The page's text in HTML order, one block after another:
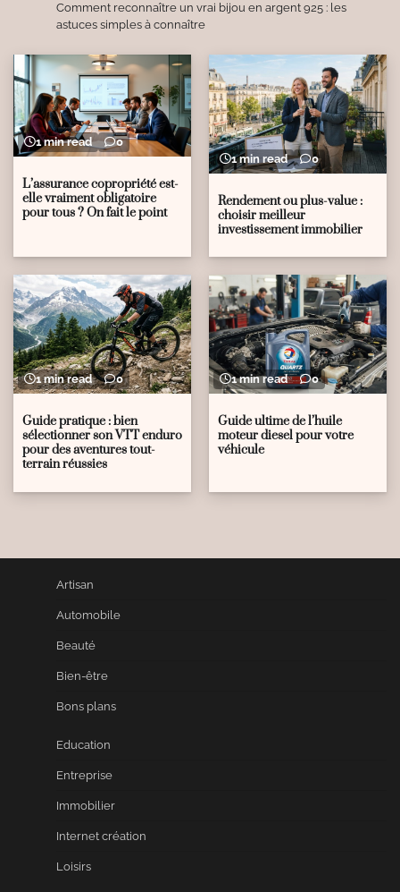
Comment reconnaître un vrai bijou en argent 925 : les
astuces simples à connaître
1 min read 0
L’assurance copropriété est-
elle vraiment obligatoire
pour tous ? On fait le point
1 min read 0
Rendement ou plus-value :
choisir meilleur
investissement immobilier
1 min read 0
Guide pratique : bien
sélectionner son VTT enduro
pour des aventures tout-
terrain réussies
1 min read 0
Guide ultime de l’huile
moteur diesel pour votre
véhicule
Artisan
Automobile
Beauté
Bien-être
Bons plans
Education
Entreprise
Immobilier
Internet création
Loisirs